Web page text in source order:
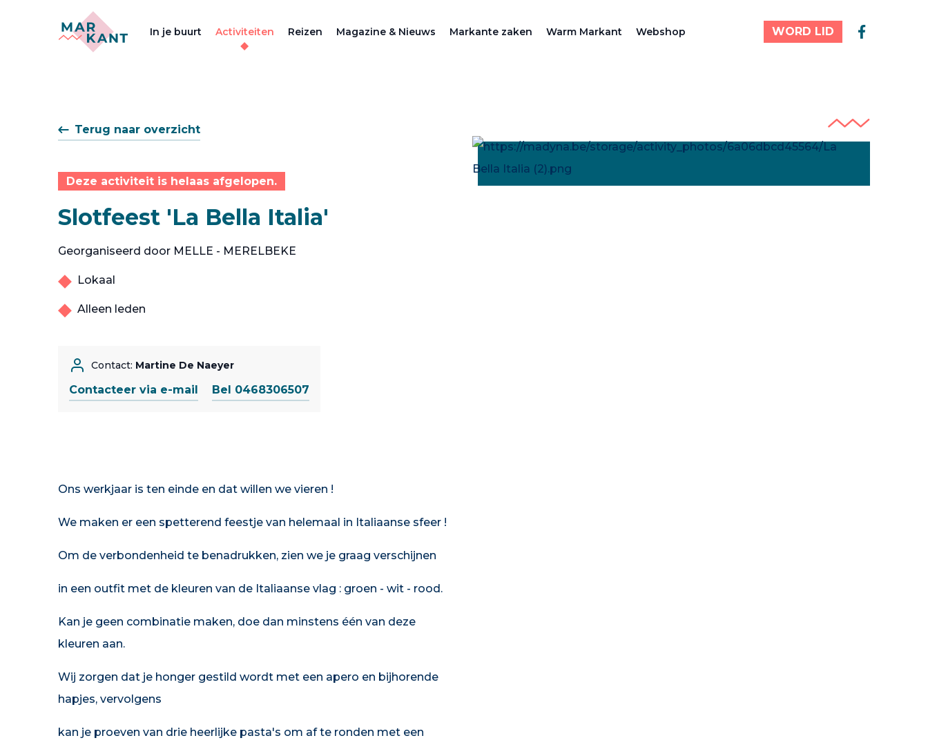
In je buurt Activiteiten Reizen Magazine & Nieuws Markante zaken Warm Markant Webshop WORD LID
Terug naar overzicht
Deze activiteit is helaas afgelopen.
Slotfeest 'La Bella Italia'
Georganiseerd door MELLE - MERELBEKE
Lokaal
Alleen leden
Contact: Martine De Naeyer
Contacteer via e-mail Bel 0468306507
Ons werkjaar is ten einde en dat willen we vieren !
We maken er een spetterend feestje van helemaal in Italiaanse sfeer !
Om de verbondenheid te benadrukken, zien we je graag verschijnen
in een outfit met de kleuren van de Italiaanse vlag : groen - wit - rood.
Kan je geen combinatie maken, doe dan minstens één van deze
kleuren aan.
Wij zorgen dat je honger gestild wordt met een apero en bijhorende
hapjes, vervolgens
kan je proeven van drie heerlijke pasta's om af te ronden met een